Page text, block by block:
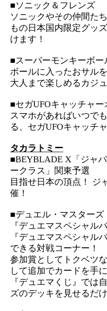
■ソニック＆フレンズ
ソニックやその仲間た
もの日本国内限定グッ
けます！
■スーパーモンキーボー
ボールに入ったおサル
大人まで楽しめるカジ
■セガUFOキャッチャー
スマホがあればいつで
る、セガUFOキャッチ
タカラトミー
■BEYBLADE X「ジャ
ークラス」関東予選
目指せ日本の頂点！ ジ
催！
■デュエル・マスターズ
『デュエマスペシャル
『デュエマスペシャル
できる対戦コーナー！
参加賞としてトクベツ
して追加でカードを手
『デュエマくじ』では
ズのデッキを見せるだ